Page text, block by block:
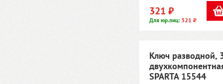
321 ₽
Для юр.лиц: 321 ₽
Ключ разводной,
SPARTA 15544